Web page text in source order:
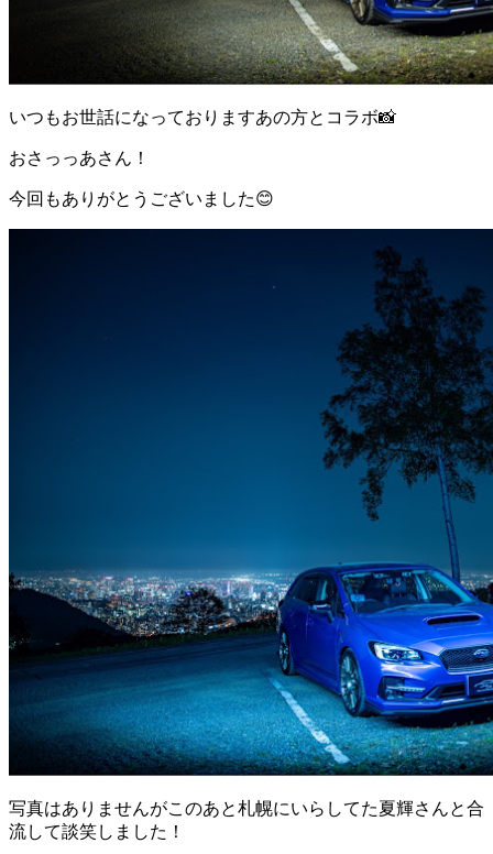
いつもお世話になっておりますあの方とコラボ📸
おさっっあさん！
今回もありがとうございました😊
写真はありませんがこのあと札幌にいらしてた夏輝さんと合
流して談笑しました！